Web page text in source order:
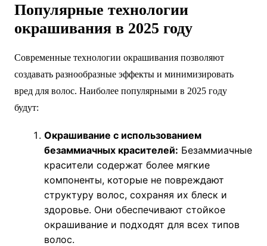
Популярные технологии
окрашивания в 2025 году
Современные технологии окрашивания позволяют
создавать разнообразные эффекты и минимизировать
вред для волос. Наиболее популярными в 2025 году
будут:
Окрашивание с использованием
безаммиачных красителей: Безаммиачные
красители содержат более мягкие
компоненты, которые не повреждают
структуру волос, сохраняя их блеск и
здоровье. Они обеспечивают стойкое
окрашивание и подходят для всех типов
волос.